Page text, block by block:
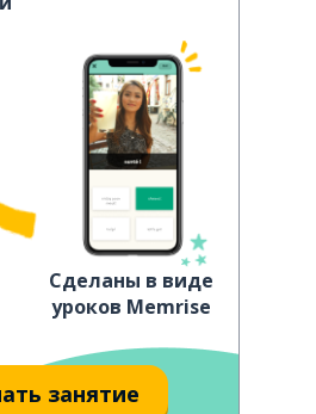
Сделаны в виде
уроков Memrise
занятие